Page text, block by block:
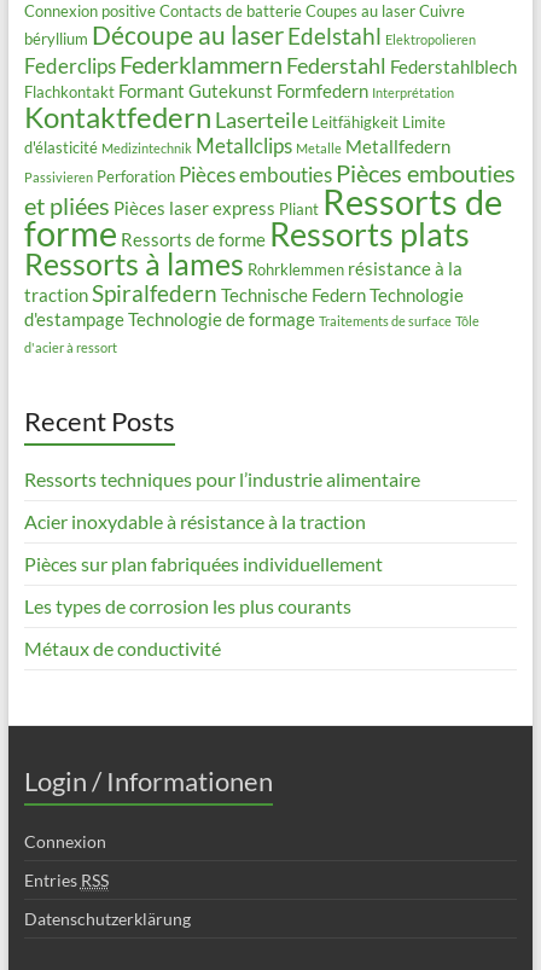
Connexion positive Contacts de batterie Coupes au laser Cuivre
béryllium Découpe au laserEdelstahl Elektropolieren
Federclips Federklammern Federstahl Federstahlblech
Flachkontakt Formant Gutekunst Formfedern Interprétation
Kontaktfedern Laserteile Leitfähigkeit Limite
d'élasticité Medizintechnik Metallclips Metalle Metallfedern
Passivieren Perforation Pièces embouties Pièces embouties
et pliées Pièces laser express Pliant Ressorts de
forme Ressorts de forme Ressorts plats
Ressorts à lames Rohrklemmen résistance à la
tractionSpiralfedern Technische FedernTechnologie
d'estampageTechnologie de formage Traitements de surface Tôle
d'acier à ressort
Recent Posts
Ressorts techniques pour l’industrie alimentaire
Acier inoxydable à résistance à la traction
Pièces sur plan fabriquées individuellement
Les types de corrosion les plus courants
Métaux de conductivité
Login / Informationen
Connexion
Entries RSS
Datenschutzerklärung